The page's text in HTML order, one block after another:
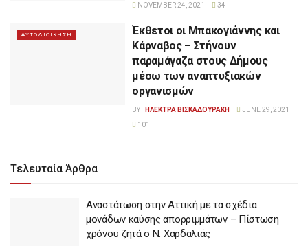
NOVEMBER 24, 2021
34
ΑΥΤΟΔΙΟΙΚΗΣΗ
Έκθετοι οι Μπακογιάννης και
Κάρναβος – Στήνουν
παραμάγαζα στους Δήμους
μέσω των αναπτυξιακών
οργανισμών
BY ΗΛΕΚΤΡΑ ΒΙΣΚΑΔΟΥΡΑΚΗ
JUNE 29, 2021
101
Τελευταία Άρθρα
Αναστάτωση στην Αττική με τα σχέδια
μονάδων καύσης απορριμμάτων – Πίστωση
χρόνου ζητά ο Ν. Χαρδαλιάς